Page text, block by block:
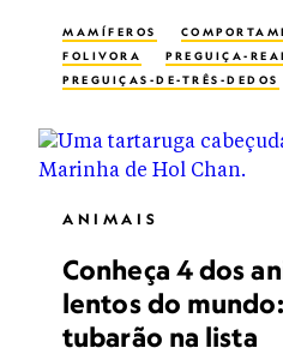
MAMÍFEROS
FOLIVORA
PREGUIÇA-
PREGUIÇAS-DE-TRÊS-DEDOS
ANIMAIS
Conheça 4 dos
lentos do
tubarão na lista